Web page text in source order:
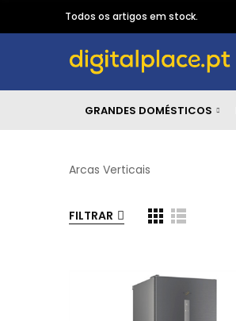
Todos os artigos em stock.
GRANDES DOMÉSTICOS
Arcas Verticais
FILTRAR